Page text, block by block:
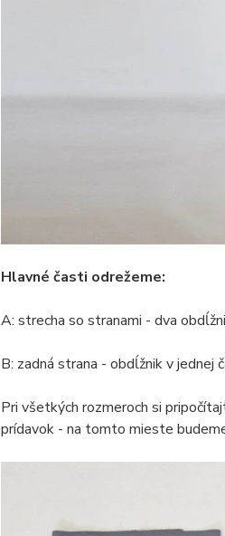
Hlavné časti odrežeme:
A: strecha so stranami - dva
B: zadná strana - obdĺžnik v
Pri všetkých rozmeroch si
prídavok - na tomto mieste